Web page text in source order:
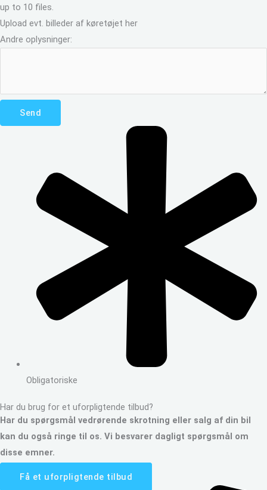
up to 10 files.
Upload evt. billeder af køretøjet her
Andre oplysninger:
Send
Obligatoriske
Har du brug for et uforpligtende tilbud?
Har du spørgsmål vedrørende skrotning eller salg af din bil
kan du også ringe til os. Vi besvarer dagligt spørgsmål om
disse emner.
Få et uforpligtende tilbud